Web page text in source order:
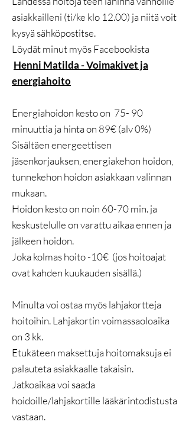
asiakkailleni (ti/ke klo 12.00) ja niitä voit
kysyä sähköpostitse.
Löydät minut myös Facebookista
Henni Matilda - Voimakivet ja
energiahoito
Energiahoidon kesto on 75- 90
minuuttia ja hinta on 89€ (alv 0%)
Sisältäen energeettisen
jäsenkorjauksen, energiakehon hoidon,
tunnekehon hoidon asiakkaan valinnan
mukaan.
Hoidon kesto on noin 60-70 min. ja
keskustelulle on varattu aikaa ennen ja
jälkeen hoidon.
Joka kolmas hoito -10€ (jos hoitoajat
ovat kahden kuukauden sisällä.)
Minulta voi ostaa myös lahjakortteja
hoitoihin. Lahjakortin voimassaoloaika
on 3 kk.
Etukäteen maksettuja hoitomaksuja ei
palauteta asiakkaalle takaisin.
Jatkoaikaa voi saada
hoidoille/lahjakortille lääkärintodistusta
vastaan.